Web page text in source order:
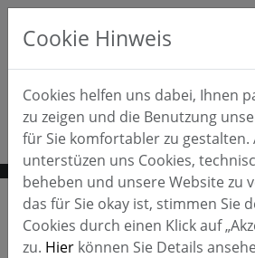
Home Tasteninstrumente
E-
E-Pianos
Casio
Celviano-AP470 Digitalpiano
Cookie Hinweis
Cookies helfen uns dabei, Ihnen
zu zeigen und die Benutzung
für Sie komfortabler zu gestalten.
unterstüzen uns Cookies,
beheben und unsere Website zu
das für Sie okay ist, stimmen Sie
Cookies durch einen Klick auf
zu. Hier können Sie Details